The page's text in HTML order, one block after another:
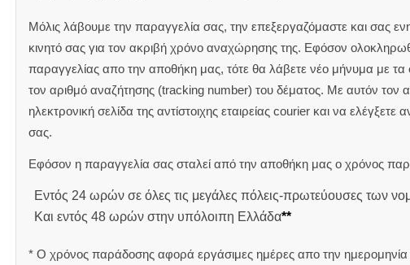
Μόλις λάβουμε την παραγγελία σας, την επεξεργαζόμαστε και σας
κινητό σας για τον ακριβή χρόνο αναχώρησης της. Εφόσον
παραγγελίας απο την αποθήκη μας, τότε θα λάβετε νέο μήνυμα με τα
τον αριθμό αναζήτησης (tracking number) του δέματος. Με αυτόν τον
ηλεκτρονική σελίδα της αντίστοιχης εταιρείας courier και να
σας.
Εφόσον η παραγγελία σας σταλεί από την αποθήκη μας ο χρόνος
Εντός 24 ωρών σε όλες τις μεγάλες πόλεις-πρωτεύουσες των
Και εντός 48 ωρών στην υπόλοιπη Ελλάδα**
* Ο χρόνος παράδοσης αφορά εργάσιμες ημέρες απο την